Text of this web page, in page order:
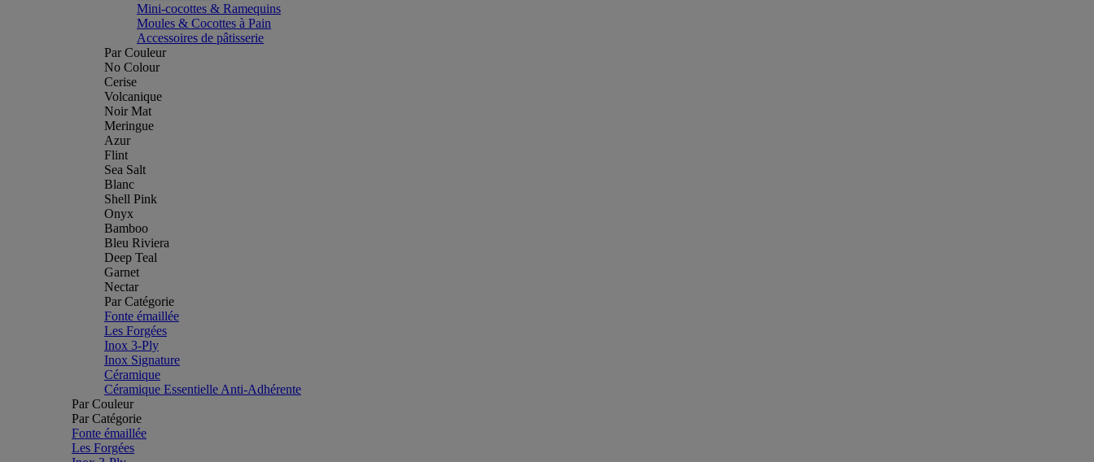
Mini-cocottes & Ramequins
Moules & Cocottes à Pain
Accessoires de pâtisserie
Par Couleur
No Colour
Cerise
Volcanique
Noir Mat
Meringue
Azur
Flint
Sea Salt
Blanc
Shell Pink
Onyx
Bamboo
Bleu Riviera
Deep Teal
Garnet
Nectar
Par Catégorie
Fonte émaillée
Les Forgées
Inox 3-Ply
Inox Signature
Céramique
Céramique Essentielle Anti-Adhérente
Par Couleur
Par Catégorie
Fonte émaillée
Les Forgées